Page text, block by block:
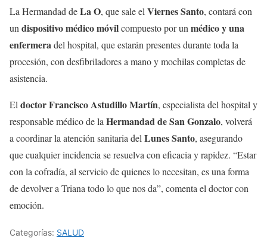
La Hermandad deLa O, que sale el Viernes Santo, contará con
un dispositivo médico móvilcompuesto por un médico y una
enfermeradel hospital, que estarán presentes durante toda la
procesión, con desfibriladores a mano y mochilas completas de
asistencia.
El doctor Francisco Astudillo Martín, especialista del hospital y
responsable médico de la Hermandad de San Gonzalo, volverá
a coordinar la atención sanitaria del Lunes Santo, asegurando
que cualquier incidencia se resuelva con eficacia y rapidez. “Estar
con la cofradía, al servicio de quienes lo necesitan, es una forma
de devolver a Triana todo lo que nos da”, comenta el doctor con
emoción.
Categorías: SALUD